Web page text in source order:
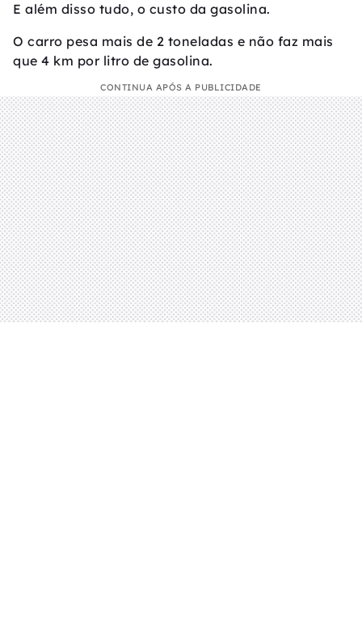
E além disso tudo, o custo da gasolina.
O carro pesa mais de 2 toneladas e não faz mais
que 4 km por litro de gasolina.
CONTINUA APÓS A PUBLICIDADE